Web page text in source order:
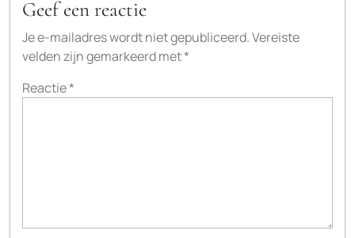
Geef een reactie
Je e-mailadres wordt niet gepubliceerd.Vereiste
velden zijn gemarkeerd met*
Reactie*